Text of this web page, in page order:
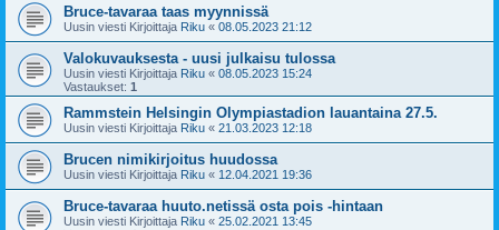
Bruce-tavaraa taas myynnissä
Uusin viesti Kirjoittaja Riku « 08.05.2023 21:12
Valokuvauksesta - uusi julkaisu tulossa
Uusin viesti Kirjoittaja Riku « 08.05.2023 15:24
Vastaukset: 1
Rammstein Helsingin Olympiastadion lauantaina 27.5.
Uusin viesti Kirjoittaja Riku « 21.03.2023 12:18
Brucen nimikirjoitus huudossa
Uusin viesti Kirjoittaja Riku « 12.04.2021 19:36
Bruce-tavaraa huuto.netissä osta pois -hintaan
Uusin viesti Kirjoittaja Riku « 25.02.2021 13:45